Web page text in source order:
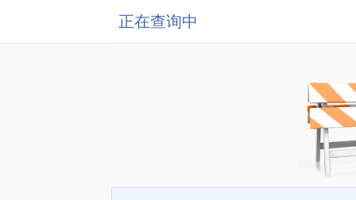
正在查询中